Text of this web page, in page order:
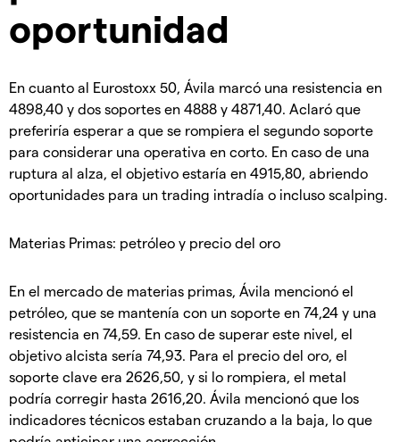
oportunidad
En cuanto al Eurostoxx 50, Ávila marcó una resistencia en
4898,40 y dos soportes en 4888 y 4871,40. Aclaró que
preferiría esperar a que se rompiera el segundo soporte
para considerar una operativa en corto. En caso de una
ruptura al alza, el objetivo estaría en 4915,80, abriendo
oportunidades para un trading intradía o incluso scalping.
Materias Primas: petróleo y precio del oro
En el mercado de materias primas, Ávila mencionó el
petróleo, que se mantenía con un soporte en 74,24 y una
resistencia en 74,59. En caso de superar este nivel, el
objetivo alcista sería 74,93. Para el precio del oro, el
soporte clave era 2626,50, y si lo rompiera, el metal
podría corregir hasta 2616,20. Ávila mencionó que los
indicadores técnicos estaban cruzando a la baja, lo que